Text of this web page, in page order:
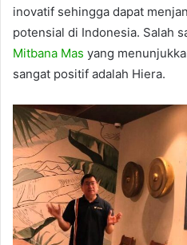
inovatif sehingga dapat
potensial di Indonesia. Salah
Mitbana Mas yang
sangat positif adalah Hiera.